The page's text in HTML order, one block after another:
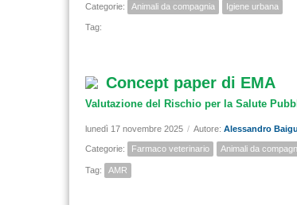
Categorie: Animali da compagnia Igiene urbana
Tag:
Concept paper di EMA
Valutazione del Rischio per la Salute
lunedì 17 novembre 2025 / Autore: Alessandro
Categorie: Farmaco veterinario Animali da
Tag: AMR